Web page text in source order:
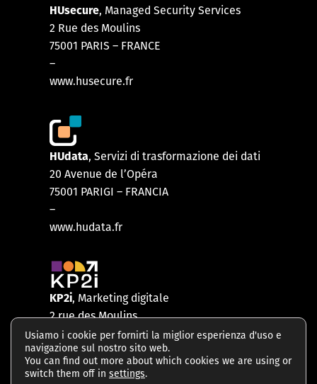
HUsecure, Managed Security Services
2 Rue des Moulins
75001 PARIS – FRANCE
–
www.husecure.fr
HUdata, Servizi di trasformazione dei dati
20 Avenue de l’Opéra
75001 PARIGI – FRANCIA
–
www.hudata.fr
KP2i, Marketing digitale
2 rue des Moulins
75001 PARIGI – FRANCIA
–
www.kp2i.com
Usiamo i cookie per fornirti la miglior esperienza d'uso e
navigazione sul nostro sito web.
You can find out more about which cookies we are using or
switch them off in settings.